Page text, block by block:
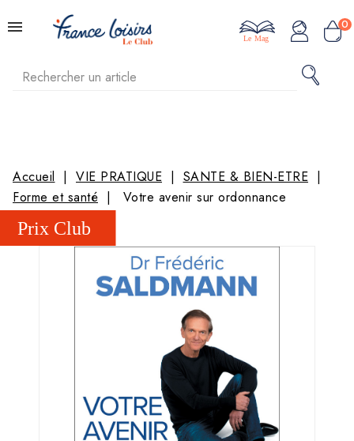
0
Le Mag
Accueil VIE PRATIQUE
SANTE & BIEN-ETRE
Forme et santé
Votre avenir sur ordonnance